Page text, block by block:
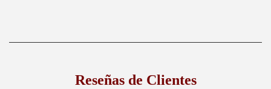
Reseñas de Clientes